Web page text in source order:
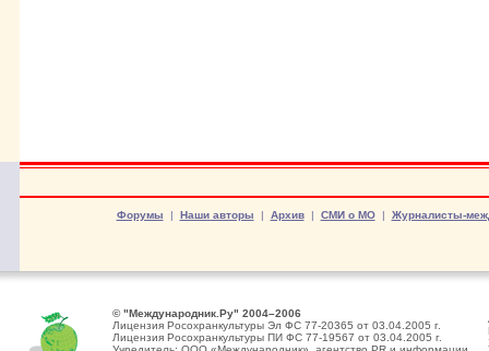
Форумы | Наши авторы | Архив| СМИ о МО| Журналисты-
© "Международник.Ру" 2004–2006
Лицензия Росохранкультуры Эл ФС 77-20365 от 03.04.2005 г.
Лицензия Росохранкультуры ПИ ФС 77-19567 от 03.04.2005 г.